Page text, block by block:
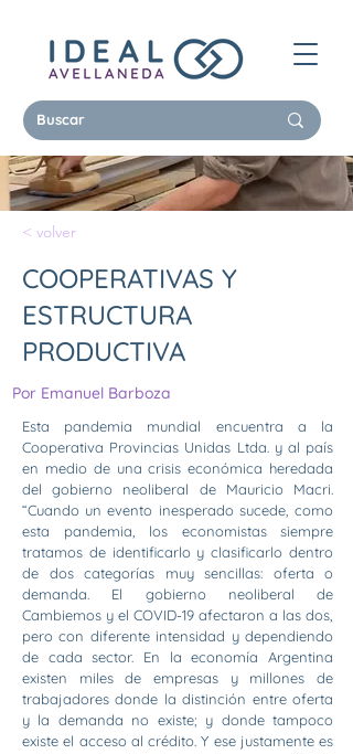
< volver
COOPERATIVAS Y
ESTRUCTURA
PRODUCTIVA
Por Emanuel Barboza
Esta pandemia mundial encuentra a la
Cooperativa Provincias Unidas Ltda. y al país
en medio de una crisis económica heredada
del gobierno neoliberal de Mauricio Macri.
“Cuando un evento inesperado sucede, como
esta pandemia, los economistas siempre
tratamos de identificarlo y clasificarlo dentro
de dos categorías muy sencillas: oferta o
demanda. El gobierno neoliberal de
Cambiemos y el COVID-19 afectaron a las dos,
pero con diferente intensidad y dependiendo
de cada sector. En la economía Argentina
existen miles de empresas y millones de
trabajadores donde la distinción entre oferta
y la demanda no existe; y donde tampoco
existe el acceso al crédito. Y ese justamente es